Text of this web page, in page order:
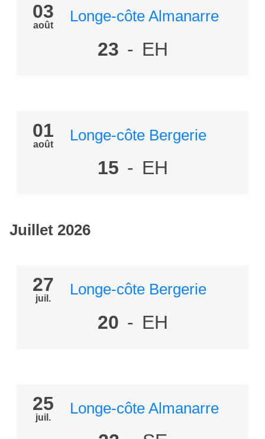
03
août
Longe-côte Almanarre
23 - EH
01
août
Longe-côte Bergerie
15 - EH
Juillet 2026
27
juil.
Longe-côte Bergerie
20 - EH
25
juil.
Longe-côte Almanarre